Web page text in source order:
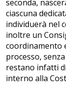
seconda,
ciascuna
individuerà nel
inoltre un
coordinamento
processo,
restano infatti
interno alla